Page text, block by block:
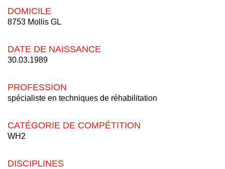
DOMICILE
8753 Mollis GL
DATE DE NAISSANCE
30.03.1989
PROFESSION
spécialiste en techniques de réhabilitation
CATÉGORIE DE COMPÉTITION
WH2
DISCIPLINES